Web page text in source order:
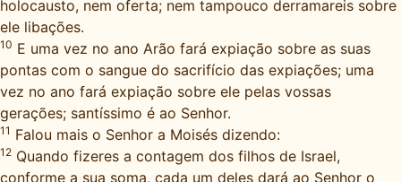
holocausto, nem oferta; nem tampouco derramareis sobre
ele libações.
10 E uma vez no ano Arão fará expiação sobre as suas
pontas com o sangue do sacrifício das expiações; uma
vez no ano fará expiação sobre ele pelas vossas
gerações; santíssimo é ao Senhor.
11 Falou mais o Senhor a Moisés dizendo:
12 Quando fizeres a contagem dos filhos de Israel,
conforme a sua soma, cada um deles dará ao Senhor o